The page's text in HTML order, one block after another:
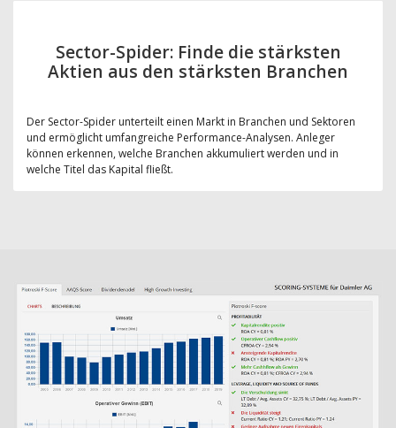
Sector-Spider: Finde die stärksten
Aktien aus den stärksten Branchen
Der Sector-Spider unterteilt einen Markt in Branchen und Sektoren
und ermöglicht umfangreiche Performance-Analysen. Anleger
können erkennen, welche Branchen akkumuliert werden und in
welche Titel das Kapital fließt.